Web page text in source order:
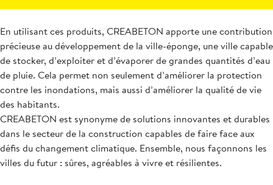
En utilisant ces produits, CREABETON apporte une contribution
précieuse au développement de la ville-éponge, une ville capable
de stocker, d’exploiter et d’évaporer de grandes quantités d’eau
de pluie. Cela permet non seulement d’améliorer la protection
contre les inondations, mais aussi d’améliorer la qualité de vie
des habitants.
CREABETON est synonyme de solutions innovantes et durables
dans le secteur de la construction capables de faire face aux
défis du changement climatique. Ensemble, nous façonnons les
villes du futur : sûres, agréables à vivre et résilientes.